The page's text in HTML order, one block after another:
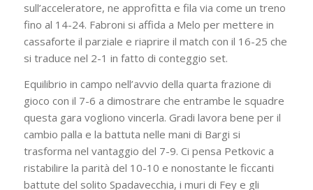
sull’acceleratore, ne approfitta e fila via come un treno
fino al 14-24. Fabroni si affida a Melo per mettere in
cassaforte il parziale e riaprire il match con il 16-25 che
si traduce nel 2-1 in fatto di conteggio set.
Equilibrio in campo nell’avvio della quarta frazione di
gioco con il 7-6 a dimostrare che entrambe le squadre
questa gara vogliono vincerla. Gradi lavora bene per il
cambio palla e la battuta nelle mani di Bargi si
trasforma nel vantaggio del 7-9. Ci pensa Petkovic a
ristabilire la parità del 10-10 e nonostante le ficcanti
battute del solito Spadavecchia, i muri di Fey e gli